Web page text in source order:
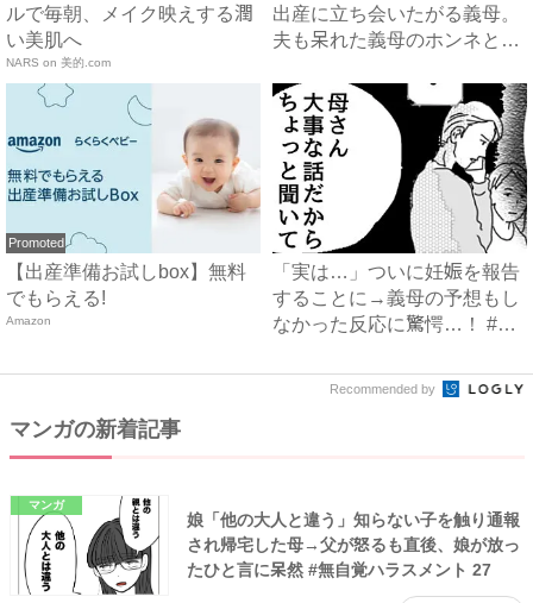
ルで毎朝、メイク映えする潤
い美肌へ
NARS on 美的.com
出産に立ち会いたがる義母。
夫も呆れた義母のホンネと
Promoted
【出産準備お試しbox】無料
でもらえる!
Amazon
「実は…」ついに妊娠を報告
することに→義母の予想もし
なかった反応に驚愕…！ #
Recommended by
マンガの新着記事
マンガ
娘「他の大人と違う」知らない子を触り通報
され帰宅した母→父が怒るも直後、娘が放っ
たひと言に呆然 #無自覚ハラスメント 27